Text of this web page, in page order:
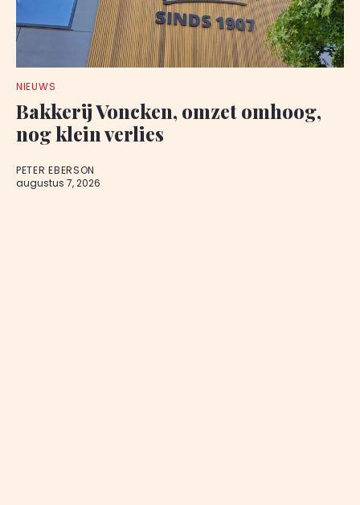
NIEUWS
Bakkerij Voncken, omzet omhoog,
nog klein verlies
PETER EBERSON
augustus 7, 2026